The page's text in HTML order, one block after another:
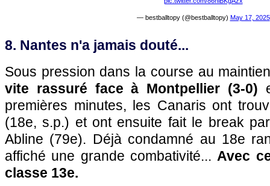
— bestballtopy (@bestballtopy) May 17, 2025
8. Nantes n'a jamais douté...
Sous pression dans la course au
vite rassuré face à Montpellier (3-0)
premières minutes, les Canaris ont
(18e, s.p.) et ont ensuite fait le break
Abline (79e). Déjà condamné au 18e
affiché une grande combativité... Avec
classe 13e.